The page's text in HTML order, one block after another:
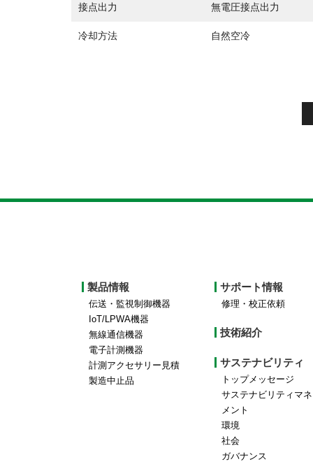
接点出力 無電圧接点出力
冷却方法 自然空冷
Footer
top
menu
製品情報
伝送・監視制御機器
IoT/LPWA機器
無線通信機器
電子計測機器
計測アクセサリー見積
製造中止品
サポート情報
修理・校正依頼
技術紹介
サステナビリティ
トップメッセージ
サステナビリティマ
メント
環境
社会
ガバナンス